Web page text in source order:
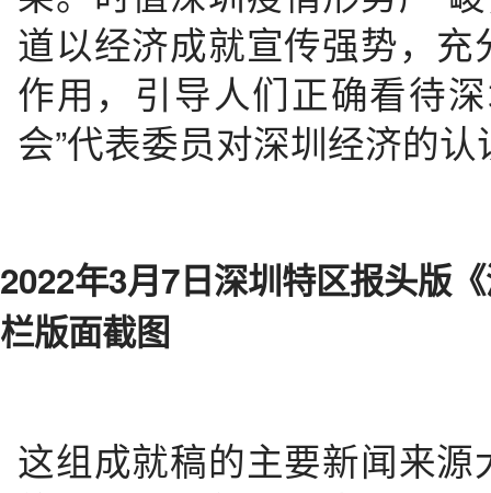
道以经济成就宣传强势，
作用，引导人们正确看待
会”代表委员对深圳经济的
2022年3月7日深圳特区报头版
栏版面截图
这组成就稿的主要新闻来